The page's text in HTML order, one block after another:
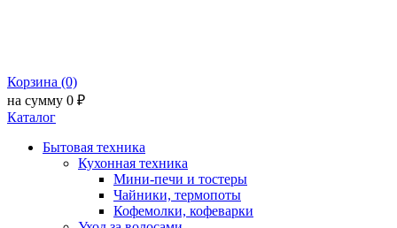
Корзина (0)
на сумму 0 ₽
Каталог
Бытовая техника
Кухонная техника
Мини-печи и тостеры
Чайники, термопоты
Кофемолки, кофеварки